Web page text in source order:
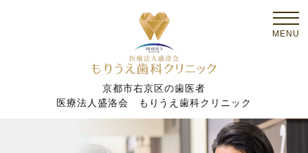
京都市右京区の歯医者
医療法人盛洛会 もりうえ歯科クリニック